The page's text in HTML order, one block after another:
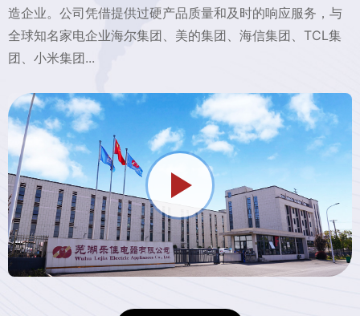
造企业。公司凭借提供过硬产品质量和及时的响应服务，与
全球知名家电企业海尔集团、美的集团、海信集团、TCL集
团、小米集团...